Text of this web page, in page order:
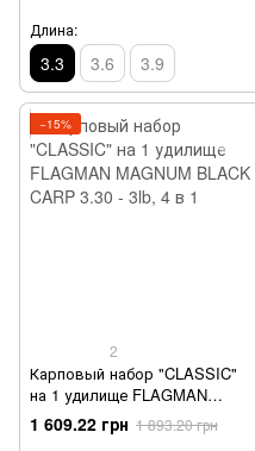
Длина:
3.3 3.6 3.9
−15%
2
Карповый набор "CLASSIC"
на 1 удилище FLAGMAN
MAGNUM BLACK CARP 3.30 -
3lb, 4 в 1
1 609.22 грн 1 893.20 грн